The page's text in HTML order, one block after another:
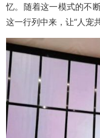
忆。随着这一模式的不
这一行列中来，让“人宠